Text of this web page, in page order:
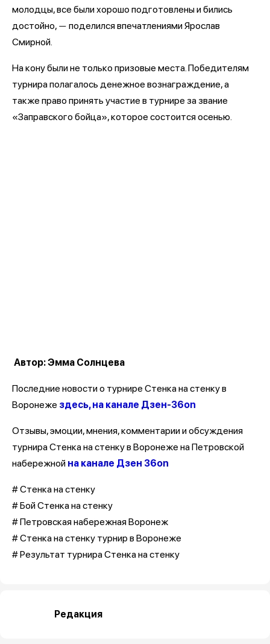
молодцы, все были хорошо подготовлены и бились
достойно, — поделился впечатлениями Ярослав
Смирной.
На кону были не только призовые места. Победителям
турнира полагалось денежное вознаграждение, а
также право принять участие в турнире за звание
«Заправского бойца», которое состоится осенью.
Автор: Эмма Солнцева
Последние новости о турнире Стенка на стенку в
Воронеже здесь, на канале Дзен-36on
Отзывы, эмоции, мнения, комментарии и обсуждения
турнира Стенка на стенку в Воронеже на Петровской
набережной на канале Дзен 36on
# Стенка на стенку
# Бой Стенка на стенку
# Петровская набережная Воронеж
# Стенка на стенку турнир в Воронеже
# Результат турнира Стенка на стенку
Редакция